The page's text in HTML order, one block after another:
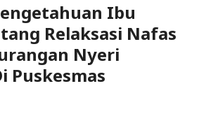
Ibu
Relaksasi Nafas
Nyeri
Puskesmas